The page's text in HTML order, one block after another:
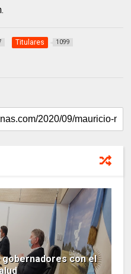
Titulares 1099
con el